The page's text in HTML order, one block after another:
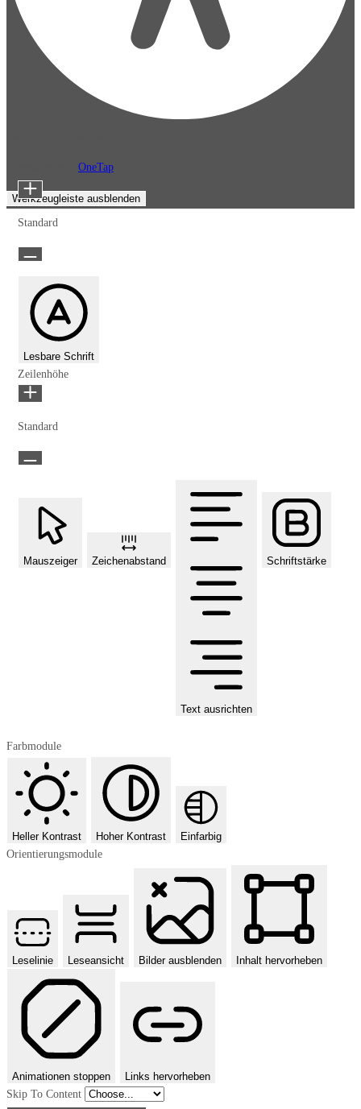
OneTap
Werkzeugleiste ausblenden
Standard
Lesbare Schrift
Zeilenhöhe
Standard
Mauszeiger Zeichenabstand
Text ausrichten
Schriftstärke
Farbmodule
Heller Kontrast Hoher Kontrast
Einfarbig
Orientierungsmodule
Leselinie Leseansicht Bilder ausblenden Inhalt hervorheben
Animationen stoppen
Links hervorheben
Skip To Content